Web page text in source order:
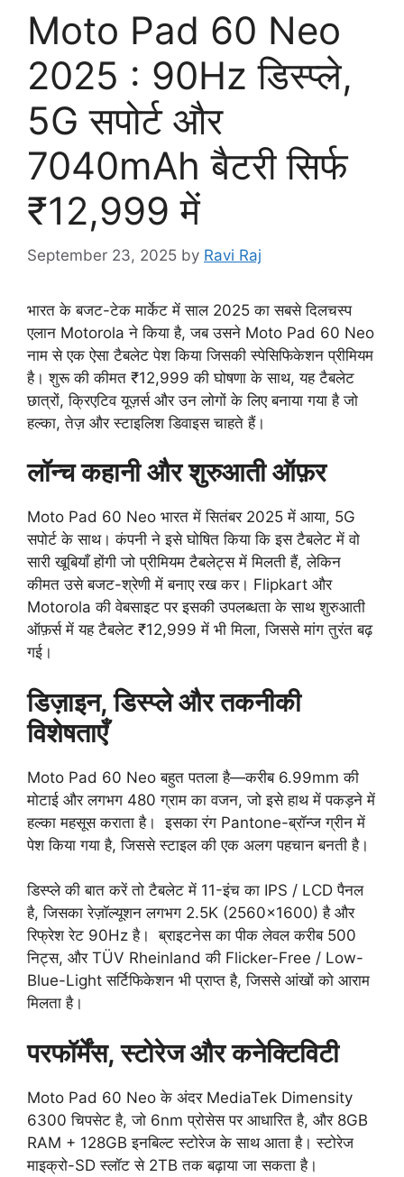
Moto Pad 60 Neo
2025 : 90Hz डिस्प्ले,
5G सपोर्ट और
7040mAh बैटरी सिर्फ
₹12,999 में
September 23, 2025 by Ravi Raj
भारत के बजट-टेक मार्केट में साल 2025 का सबसे दिलचस्प
एलान Motorola ने किया है, जब उसने Moto Pad 60 Neo
नाम से एक ऐसा टैबलेट पेश किया जिसकी स्पेसिफिकेशन प्रीमियम
है। शुरू की कीमत ₹12,999 की घोषणा के साथ, यह टैबलेट
छात्रों, क्रिएटिव यूज़र्स और उन लोगों के लिए बनाया गया है जो
हल्का, तेज़ और स्टाइलिश डिवाइस चाहते हैं।
लॉन्च कहानी और शुरुआती ऑफ़र
Moto Pad 60 Neo भारत में सितंबर 2025 में आया, 5G
सपोर्ट के साथ। कंपनी ने इसे घोषित किया कि इस टैबलेट में वो
सारी खूबियाँ होंगी जो प्रीमियम टैबलेट्स में मिलती हैं, लेकिन
कीमत उसे बजट-श्रेणी में बनाए रख कर। Flipkart और
Motorola की वेबसाइट पर इसकी उपलब्धता के साथ शुरुआती
ऑफ़र्स में यह टैबलेट ₹12,999 में भी मिला, जिससे मांग तुरंत बढ़
गई।
डिज़ाइन, डिस्प्ले और तकनीकी
विशेषताएँ
Moto Pad 60 Neo बहुत पतला है—करीब 6.99mm की
मोटाई और लगभग 480 ग्राम का वजन, जो इसे हाथ में पकड़ने में
हल्का महसूस कराता है। इसका रंग Pantone-ब्रॉन्ज ग्रीन में
पेश किया गया है, जिससे स्टाइल की एक अलग पहचान बनती है।
डिस्प्ले की बात करें तो टैबलेट में 11-इंच का IPS / LCD पैनल
है, जिसका रेज़ॉल्यूशन लगभग 2.5K (2560×1600) है और
रिफ्रेश रेट 90Hz है। ब्राइटनेस का पीक लेवल करीब 500
निट्स, और TÜV Rheinland की Flicker-Free / Low-
Blue-Light सर्टिफिकेशन भी प्राप्त है, जिससे आंखों को आराम
मिलता है।
परफॉर्मेंस, स्टोरेज और कनेक्टिविटी
Moto Pad 60 Neo के अंदर MediaTek Dimensity
6300 चिपसेट है, जो 6nm प्रोसेस पर आधारित है, और 8GB
RAM + 128GB इनबिल्ट स्टोरेज के साथ आता है। स्टोरेज
माइक्रो-SD स्लॉट से 2TB तक बढ़ाया जा सकता है।